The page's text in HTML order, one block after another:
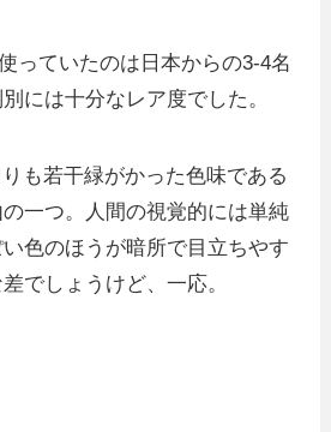
っていたのは日本からの3-4名
には十分なレア度でした。
も若干緑がかった色味である
一つ。人間の視覚的には単純
色のほうが暗所で目立ちやす
でしょうけど、一応。